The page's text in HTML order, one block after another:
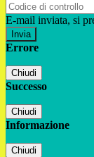
E-mail inviata, si
Errore
Chiudi
Successo
Chiudi
Informazione
Chiudi